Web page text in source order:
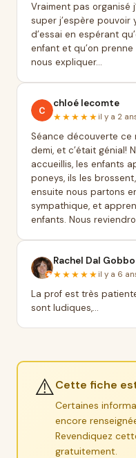
Vraiment pas organisé
super j’espère
d’essai en espérant
enfant et qu’on
nous expliquer…
chloé lecomte
★★★★★ il y a 2
Séance découverte ce
demi, et c’était génial!
accueillis, les enfants
poneys, ils les
ensuite nous partons
sympathique, et
enfants. Nous
Rachel Dal Gobbo
★★★★★ il y a 6
La prof est très
sont ludiques,...
⚠️Cette fiche
Certaines
encore
Revendiquez
gratuitement.